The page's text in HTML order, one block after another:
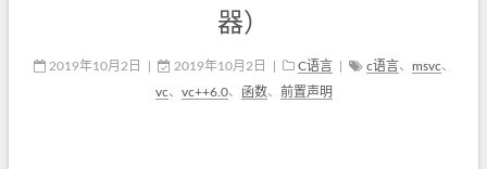
器）
2019年10月2日 2019年10月2日 C语言 c语言、 msvc、
vc、 vc++6.0、 函数、 前置声明